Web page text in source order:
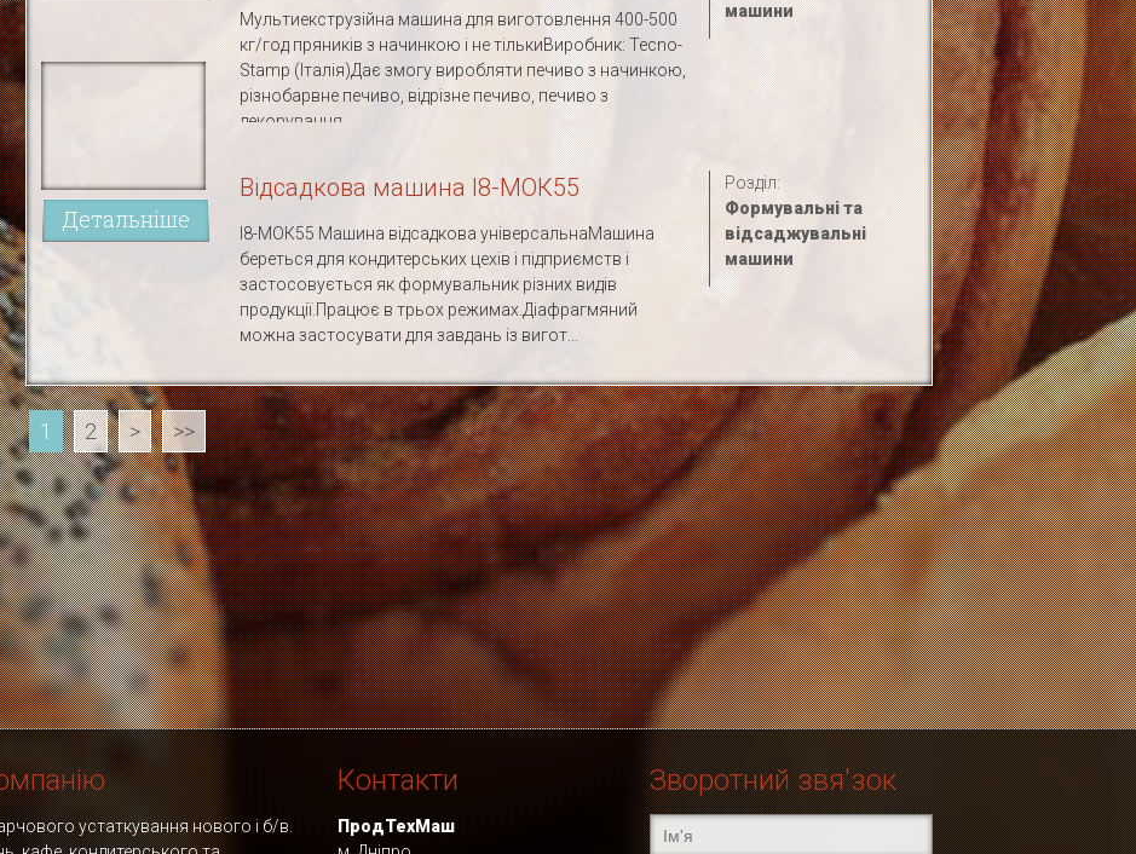
Мультиекструзійна машина для виготовлення 400-500
кг/год пряників з начинкою і не тількиВиробник: Tecno-
Stamp (Італія)Дає змогу виробляти печиво з начинкою,
різнобарвне печиво, відрізне печиво, печиво з
декорування...
машини
Детальніше
Відсадкова машина І8-МОК55
І8-МОК55 Машина відсадкова універсальнаМашина
береться для кондитерських цехів і підприємств і
застосовується як формувальник різних видів
продукції.Працює в трьох режимах.Діафрагмяний
можна застосувати для завдань із вигот...
Розділ:
Формувальні та
відсаджувальні
машини
1 2 > >>
устаткування нового і б/в.
Контакти
ПродТехМаш
Зворотний звя'зок